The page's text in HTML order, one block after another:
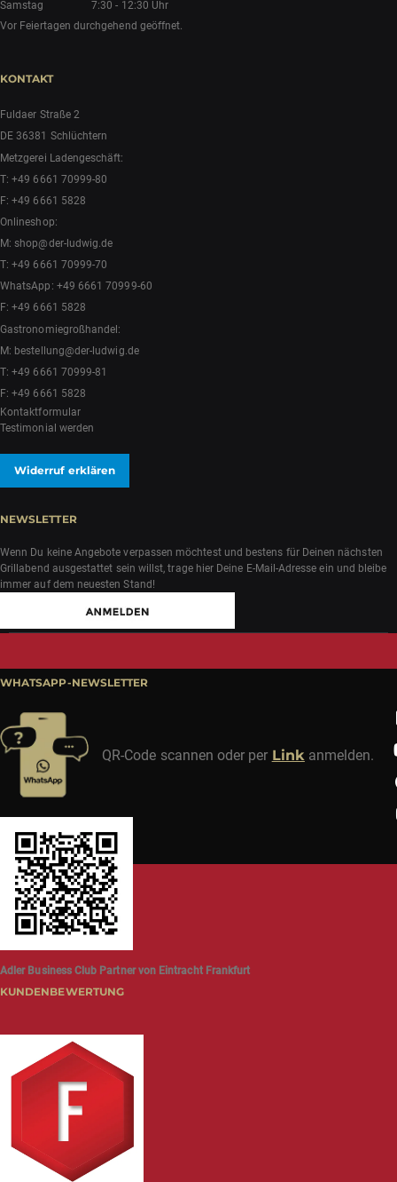
Samstag
7:30 - 12:30 Uhr
Vor Feiertagen durchgehend geöffnet.
KONTAKT
Fuldaer Straße 2
DE 36381 Schlüchtern
Metzgerei Ladengeschäft:
T:+49 6661 70999-80
F: +49 6661 5828
Onlineshop:
M:shop@der-ludwig.de
T:+49 6661 70999-70
WhatsApp: +49 6661 70999-60
F: +49 6661 5828
Gastronomiegroßhandel:
M: bestellung@der-ludwig.de
T:+49 6661 70999-81
F: +49 6661 5828
Kontaktformular
Testimonial werden
Widerruf erklären
NEWSLETTER
Wenn Du keine Angebote verpassen möchtest und bestens für Deinen nächsten
Grillabend ausgestattet sein willst, trage hier Deine E-Mail-Adresse ein und bleibe
immer auf dem neuesten Stand!
WHATSAPP-NEWSLETTER
QR-Code scannen oder per Linkanmelden.
Adler Business Club Partner von Eintracht Frankfurt
KUNDENBEWERTUNG